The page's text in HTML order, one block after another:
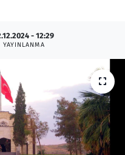
- 12:29
YAYINLANMA